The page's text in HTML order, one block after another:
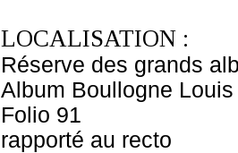
LOCALISATION :
Réserve des grands
Album Boullogne
Folio 91
rapporté au recto